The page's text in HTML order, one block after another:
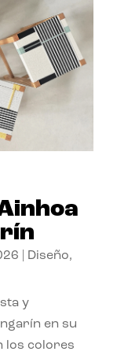
Diseño,
y
en su
los colores